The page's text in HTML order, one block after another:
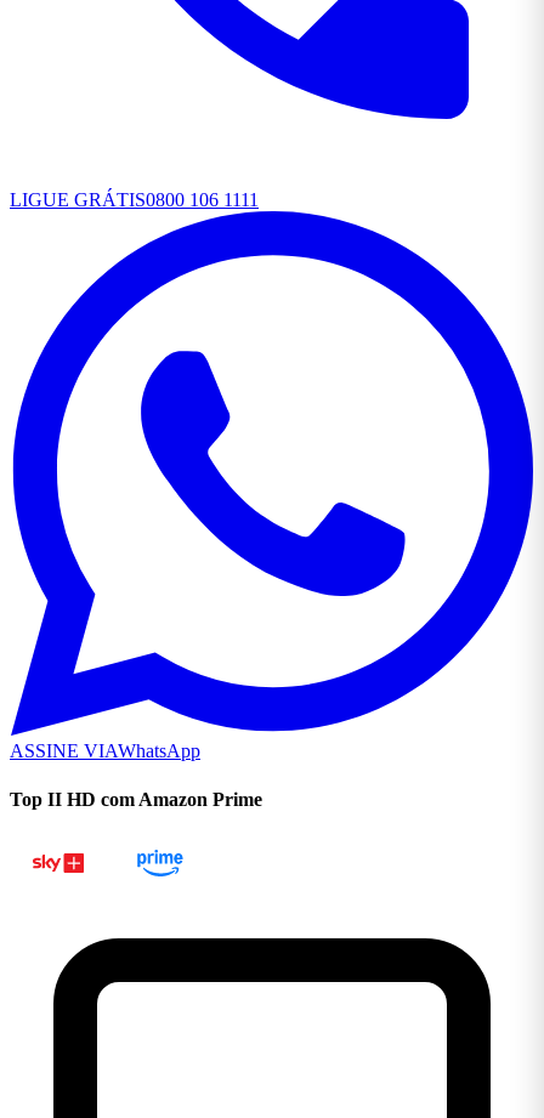
LIGUE GRÁTIS0800 106 1111
ASSINE VIAWhatsApp
Top II HD com Amazon Prime